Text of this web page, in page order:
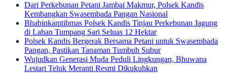
Dari Perkebunan Petani Jambai Makmur, Polsek Kandis
Kembangkan Swasembada Pangan Nasional
Bhabinkamtibmas Polsek Kandis Tinjau Perkebunan Jagung
di Lahan Tumpang Sari Seluas 12 Hektar
Polsek Kandis Bergerak Bersama Petani untuk Swasembada
Pangan, Pastikan Tanaman Tumbuh Subur
Wujudkan Generasi Muda Peduli Lingkungan, Bhuwana
Lestari Teluk Meranti Resmi Dikukuhkan